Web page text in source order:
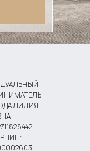
ЛИЛИЯ